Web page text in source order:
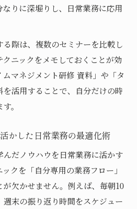
りに深堀りし、日常業務に応用
際は、複数のセミナーを比較し
ニックをメモしておくことが効
マネジメント研修 資料」や「タ
活用することで、自分だけの時
。
かした日常業務の最適化術
だノウハウを日常業務に活かす
クを「自分専用の業務フロー」
が欠かせません。例えば、毎朝10
末の振り返り時間をスケジュー